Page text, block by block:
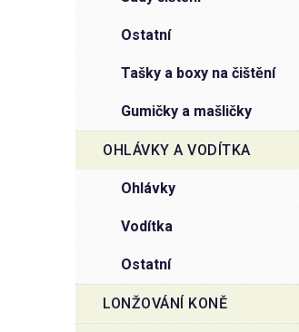
ostatní
tašky a boxy na čištění
gumičky a mašličky
OHLÁVKY A VODÍTKA
ohlávky
vodítka
ostatní
LONŽOVÁNÍ KONĚ